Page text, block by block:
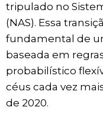
tripulado no
(NAS). Essa
fundamental de
baseada em
probabilístico
céus cada vez
de 2020.